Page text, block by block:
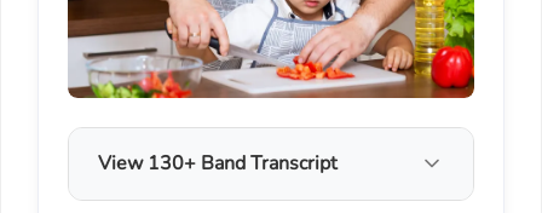
View 130+ Band Transcript